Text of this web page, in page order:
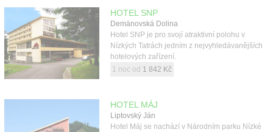
HOTEL SNP
Demänovská Dolina
Hotel SNP je pro svojí atraktivní polohu v
Nízkých Tatrách jedním z nejvyhledávanějších
hotelových zařízení.
1 noc od 1 842 Kč
HOTEL MÁJ
Liptovský Ján
Hotel Máj se nachází v Národním parku Nízké